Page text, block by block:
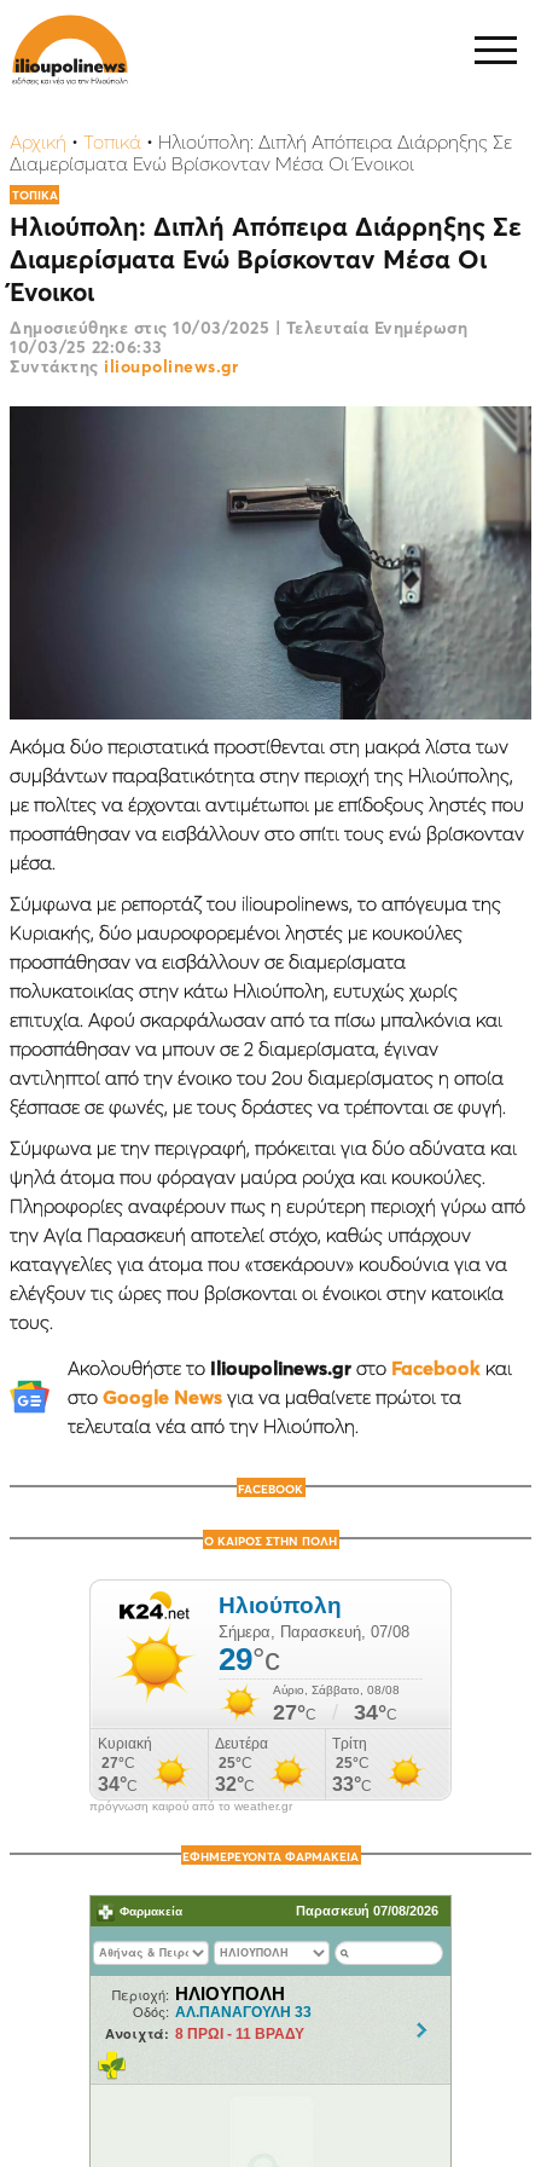
Αρχική • Τοπικά • Ηλιούπολη: Διπλή Απόπειρα Διάρρηξης Σε
Διαμερίσματα Ενώ Βρίσκονταν Μέσα Οι Ένοικοι
ΤΟΠΙΚΑ
Ηλιούπολη: Διπλή Απόπειρα Διάρρηξης Σε
Διαμερίσματα Ενώ Βρίσκονταν Μέσα Οι
Ένοικοι
Δημοσιεύθηκε στις 10/03/2025 | Τελευταία Ενημέρωση
10/03/25 22:06:33
Συντάκτης ilioupolinews.gr
Ακόμα δύο περιστατικά προστίθενται στη μακρά λίστα των
συμβάντων παραβατικότητα στην περιοχή της Ηλιούπολης,
με πολίτες να έρχονται αντιμέτωποι με επίδοξους ληστές που
προσπάθησαν να εισβάλλουν στο σπίτι τους ενώ βρίσκονταν
μέσα.
Σύμφωνα με ρεπορτάζ του ilioupolinews, το απόγευμα της
Κυριακής, δύο μαυροφορεμένοι ληστές με κουκούλες
προσπάθησαν να εισβάλλουν σε διαμερίσματα
πολυκατοικίας στην κάτω Ηλιούπολη, ευτυχώς χωρίς
επιτυχία. Αφού σκαρφάλωσαν από τα πίσω μπαλκόνια και
προσπάθησαν να μπουν σε 2 διαμερίσματα, έγιναν
αντιληπτοί από την ένοικο του 2ου διαμερίσματος η οποία
ξέσπασε σε φωνές, με τους δράστες να τρέπονται σε φυγή.
Σύμφωνα με την περιγραφή, πρόκειται για δύο αδύνατα και
ψηλά άτομα που φόραγαν μαύρα ρούχα και κουκούλες.
Πληροφορίες αναφέρουν πως η ευρύτερη περιοχή γύρω από
την Αγία Παρασκευή αποτελεί στόχο, καθώς υπάρχουν
καταγγελίες για άτομα που «τσεκάρουν» κουδούνια για να
ελέγξουν τις ώρες που βρίσκονται οι ένοικοι στην κατοικία
τους.
Ακολουθήστε το Ilioupolinews.grστο Facebookκαι
στο Google Newsγια να μαθαίνετε πρώτοι τα
τελευταία νέα από την Ηλιούπολη.
FACEBOOK
Ο ΚΑΙΡΟΣ ΣΤΗΝ ΠΟΛΗ
πρόγνωση καιρού από το weather.gr
ΕΦΗΜΕΡΕΥΟΝΤΑ ΦΑΡΜΑΚΕΙΑ